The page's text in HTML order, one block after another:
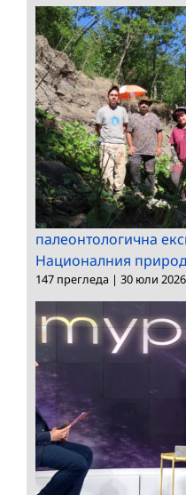
палеонтологична
Националния
147 прегледа | 30 юли 2026